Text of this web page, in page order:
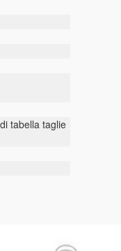
tabella taglie